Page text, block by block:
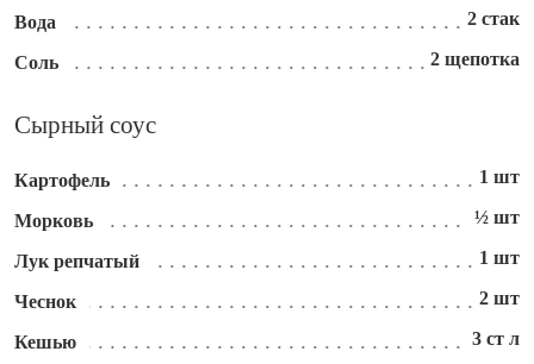
Вода 2 стак
Соль 2 щепотка
Сырный соус
Картофель 1 шт
Морковь ½ шт
Лук репчатый 1 шт
Чеснок 2 шт
Кешью 3 ст л